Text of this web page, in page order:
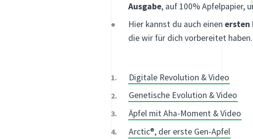
Ausgabe, auf 100% Apfelpapier,
Hier kannst du auch einenersten
die wir für dich vorbereitet haben.
Digitale Revolution & Video
Genetische Evolution & Video
Äpfel mit Aha-Moment & Video
Arctic®, der erste Gen-Apfel